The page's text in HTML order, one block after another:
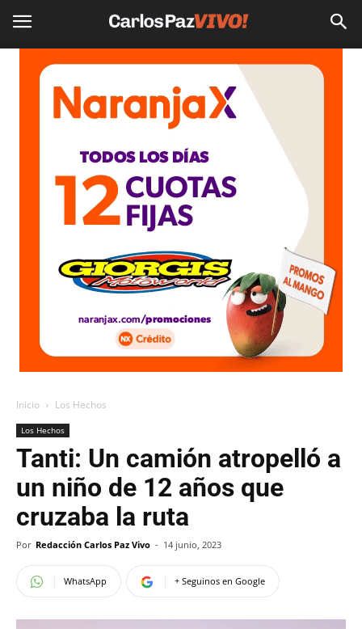
Inicio Los Hechos
Los Hechos
Tanti: Un camión atropelló a
un niño de 12 años que
cruzaba la ruta
Por Redacción Carlos Paz Vivo - 14 junio, 2023
WhatsApp + Seguinos en Google